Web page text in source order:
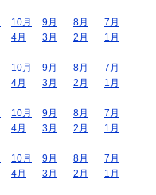
10月 9月 8月
7月
4月 3月 2月
1月
10月 9月 8月
7月
4月 3月 2月
1月
10月 9月 8月
7月
4月 3月 2月
1月
10月 9月 8月
7月
4月 3月 2月
1月